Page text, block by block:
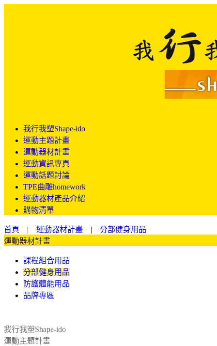
我行我塑Shape-ido
運動主題計畫
運動器材計畫
運動資訊專頁
運動話題討論
TPE曲雕homework
運動器材產品介紹
購物清單
首頁 | 運動器材計畫 | 分部健身用品
運動器材計畫
課程組合用品
分部健身用品
防護體能用品
品牌專區
我行我塑Shape-ido
運動主題計畫